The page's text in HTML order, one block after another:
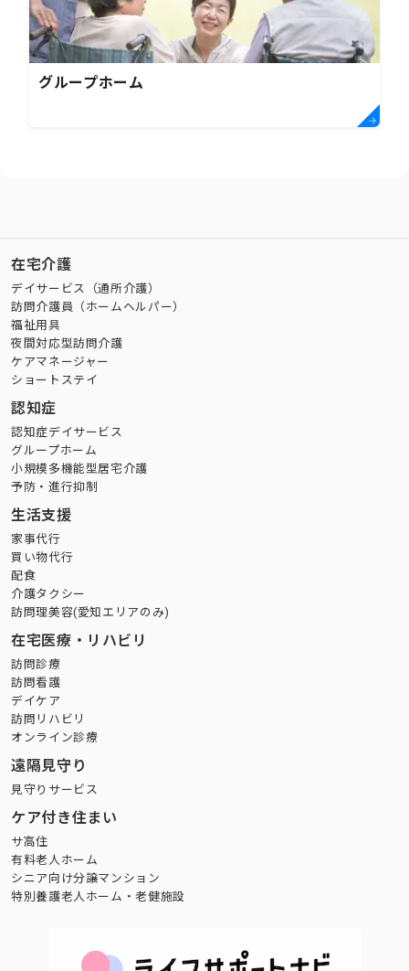
グループホーム
在宅介護
デイサービス（通所介護）
訪問介護員（ホームヘルパー）
福祉用具
夜間対応型訪問介護
ケアマネージャー
ショートステイ
認知症
認知症デイサービス
グループホーム
小規模多機能型居宅介護
予防・進行抑制
生活支援
家事代行
買い物代行
配食
介護タクシー
訪問理美容(愛知エリアのみ)
在宅医療・リハビリ
訪問診療
訪問看護
デイケア
訪問リハビリ
オンライン診療
遠隔見守り
見守りサービス
ケア付き住まい
サ高住
有料老人ホーム
シニア向け分譲マンション
特別養護老人ホーム・老健施設